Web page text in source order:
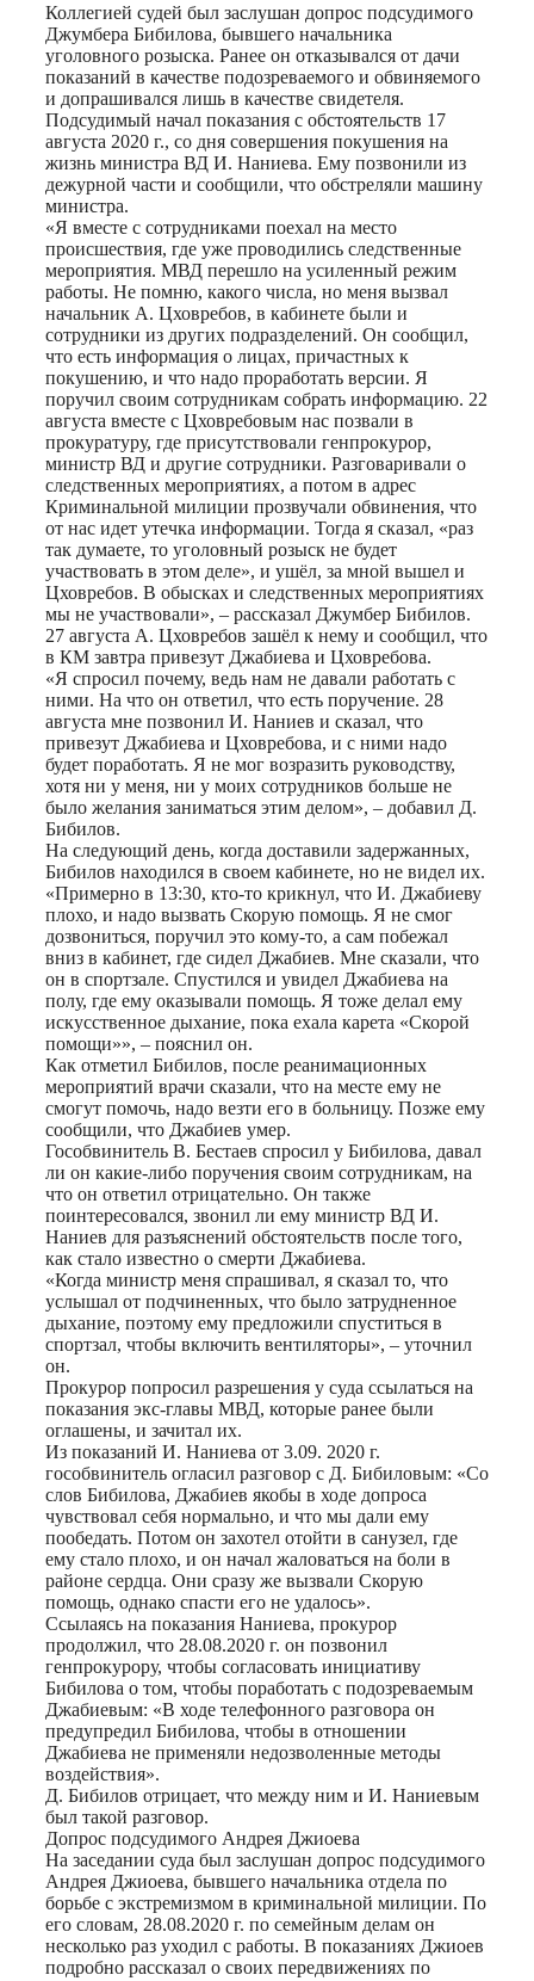
Коллегией судей был заслушан допрос подсудимого
Джумбера Бибилова, бывшего начальника
уголовного розыска. Ранее он отказывался от дачи
показаний в качестве подозреваемого и обвиняемого
и допрашивался лишь в качестве свидетеля.
Подсудимый начал показания с обстоятельств 17
августа 2020 г., со дня совершения покушения на
жизнь министра ВД И. Наниева. Ему позвонили из
дежурной части и сообщили, что обстреляли машину
министра.
«Я вместе с сотрудниками поехал на место
происшествия, где уже проводились следственные
мероприятия. МВД перешло на усиленный режим
работы. Не помню, какого числа, но меня вызвал
начальник А. Цховребов, в кабинете были и
сотрудники из других подразделений. Он сообщил,
что есть информация о лицах, причастных к
покушению, и что надо проработать версии. Я
поручил своим сотрудникам собрать информацию. 22
августа вместе с Цховребовым нас позвали в
прокуратуру, где присутствовали генпрокурор,
министр ВД и другие сотрудники. Разговаривали о
следственных мероприятиях, а потом в адрес
Криминальной милиции прозвучали обвинения, что
от нас идет утечка информации. Тогда я сказал, «раз
так думаете, то уголовный розыск не будет
участвовать в этом деле», и ушёл, за мной вышел и
Цховребов. В обысках и следственных мероприятиях
мы не участвовали», – рассказал Джумбер Бибилов.
27 августа А. Цховребов зашёл к нему и сообщил, что
в КМ завтра привезут Джабиева и Цховребова.
«Я спросил почему, ведь нам не давали работать с
ними. На что он ответил, что есть поручение. 28
августа мне позвонил И. Наниев и сказал, что
привезут Джабиева и Цховребова, и с ними надо
будет поработать. Я не мог возразить руководству,
хотя ни у меня, ни у моих сотрудников больше не
было желания заниматься этим делом», – добавил Д.
Бибилов.
На следующий день, когда доставили задержанных,
Бибилов находился в своем кабинете, но не видел их.
«Примерно в 13:30, кто-то крикнул, что И. Джабиеву
плохо, и надо вызвать Скорую помощь. Я не смог
дозвониться, поручил это кому-то, а сам побежал
вниз в кабинет, где сидел Джабиев. Мне сказали, что
он в спортзале. Спустился и увидел Джабиева на
полу, где ему оказывали помощь. Я тоже делал ему
искусственное дыхание, пока ехала карета «Скорой
помощи»», – пояснил он.
Как отметил Бибилов, после реанимационных
мероприятий врачи сказали, что на месте ему не
смогут помочь, надо везти его в больницу. Позже ему
сообщили, что Джабиев умер.
Гособвинитель В. Бестаев спросил у Бибилова, давал
ли он какие-либо поручения своим сотрудникам, на
что он ответил отрицательно. Он также
поинтересовался, звонил ли ему министр ВД И.
Наниев для разъяснений обстоятельств после того,
как стало известно о смерти Джабиева.
«Когда министр меня спрашивал, я сказал то, что
услышал от подчиненных, что было затрудненное
дыхание, поэтому ему предложили спуститься в
спортзал, чтобы включить вентиляторы», – уточнил
он.
Прокурор попросил разрешения у суда ссылаться на
показания экс-главы МВД, которые ранее были
оглашены, и зачитал их.
Из показаний И. Наниева от 3.09. 2020 г.
гособвинитель огласил разговор с Д. Бибиловым: «Со
слов Бибилова, Джабиев якобы в ходе допроса
чувствовал себя нормально, и что мы дали ему
пообедать. Потом он захотел отойти в санузел, где
ему стало плохо, и он начал жаловаться на боли в
районе сердца. Они сразу же вызвали Скорую
помощь, однако спасти его не удалось».
Ссылаясь на показания Наниева, прокурор
продолжил, что 28.08.2020 г. он позвонил
генпрокурору, чтобы согласовать инициативу
Бибилова о том, чтобы поработать с подозреваемым
Джабиевым: «В ходе телефонного разговора он
предупредил Бибилова, чтобы в отношении
Джабиева не применяли недозволенные методы
воздействия».
Д. Бибилов отрицает, что между ним и И. Наниевым
был такой разговор.
Допрос подсудимого Андрея Джиоева
На заседании суда был заслушан допрос подсудимого
Андрея Джиоева, бывшего начальника отдела по
борьбе с экстремизмом в криминальной милиции. По
его словам, 28.08.2020 г. по семейным делам он
несколько раз уходил с работы. В показаниях Джиоев
подробно рассказал о своих передвижениях по